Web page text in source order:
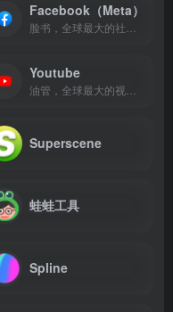
Facebook（Meta）
脸书，全球最大的社交媒体平台，26亿活跃用户
Youtube
油管，全球最大的视频搜索和分享平台
Superscene
蛙蛙工具
Spline